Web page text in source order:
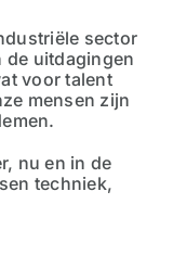
sector
de uitdagingen
voor talent
mensen zijn
nu en in de
techniek,